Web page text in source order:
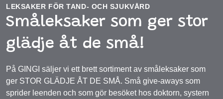
LEKSAKER FÖR TAND- OCH SJUKVÅRD
Småleksaker som ger stor
glädje åt de små!
På GINGI säljer vi ett brett sortiment av småleksaker som
ger STOR GLÄDJE ÅT DE SMÅ. Små give-aways som
sprider leenden och som gör besöket hos doktorn, systern